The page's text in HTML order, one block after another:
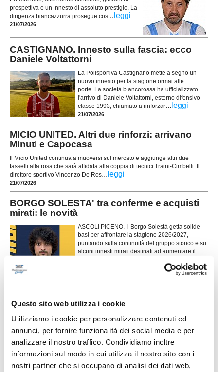
Questo sito web utilizza i cookie
Utilizziamo i cookie per personalizzare contenuti ed
annunci, per fornire funzionalità dei social media e per
analizzare il nostro traffico. Condividiamo inoltre
informazioni sul modo in cui utilizza il nostro sito con i
nostri partner che si occupano di analisi dei dati web,
prospettiva e un innesto di assoluto prestigio. La
dirigenza biancazzurra prosegue cos... leggi
21/07/2026
CASTIGNANO. Innesto sulla fascia: ecco
Daniele Voltattorni
La Polisportiva Castignano mette a segno un
nuovo innesto per la stagione ormai alle
porte. La società biancorossa ha ufficializzato
l'arrivo di Daniele Voltattorni, esterno difensivo
classe 1993, chiamato a rinforzar... leggi
21/07/2026
MICIO UNITED. Altri due rinforzi: arrivano
Minuti e Capocasa
Il Micio United continua a muoversi sul mercato e aggiunge altri due
tasselli alla rosa che sarà affidata alla coppia di tecnici Traini-Cimbelli. Il
direttore sportivo Vincenzo De Ros... leggi
21/07/2026
BORGO SOLESTA' tra conferme e acquisti
mirati: le novità
ASCOLI PICENO. Il Borgo Solestà getta solide
basi per affrontare la stagione 2026/2027,
puntando sulla continuità del gruppo storico e su
alcuni innesti mirati destinati ad aumentare il
gialloblù sta infatti costruendo un
17/07/2026
CASTEL DI LAMA al lavoro: primo summit
tra dirigenza e staff tecnico
Primo incontro operativo in vista della nuova
stagione sportiva per il Castel di Lama. Lunedì
sera si è svolta una riunione di programmazione
che ha visto seduti allo stesso tavolo la...leggi